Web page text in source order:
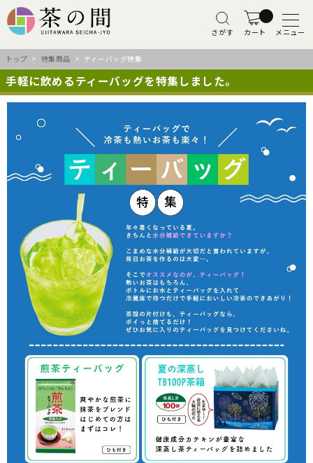
さがす カート メニュー
トップ > 特集商品 > ティーバッグ特集
手軽に飲めるティーバッグを特集しました。